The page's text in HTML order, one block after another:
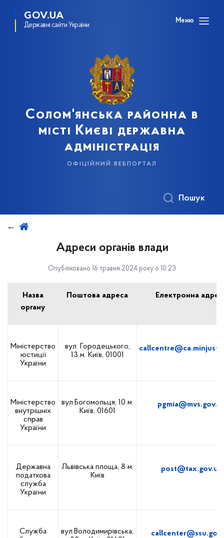
GOV.UA
Державні сайти України
Меню
Солом'янська районна в
місті Києві державна
адміністрація
офіційний вебпортал
Пошук
Адреси органів влади
Опубліковано 16 травня 2024 року о 10:23
Назва
органу
Поштова адреса Електронна
Міністерство
юстиції
України
вул. Городецького,
13 м. Київ, 01001
Міністерство
внутрішніх
справ
України
вул.Богомольця, 10 м.
Київ, 01601
Державна
податкова
служба
України
Львівська площа, 8 м.
Київ
post@tax.gov.ua
Служба
вул.Володимирівська,